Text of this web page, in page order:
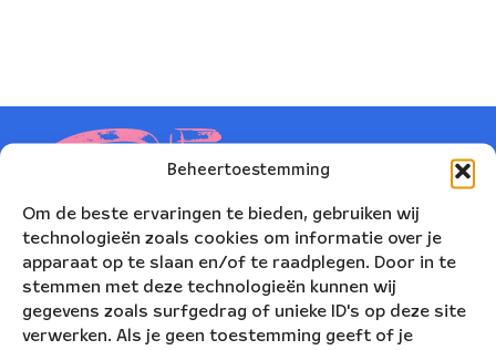
Beheertoestemming
Om de beste ervaringen te bieden, gebruiken wij
technologieën zoals cookies om informatie over je
apparaat op te slaan en/of te raadplegen. Door in te
stemmen met deze technologieën kunnen wij
gegevens zoals surfgedrag of unieke ID's op deze site
verwerken. Als je geen toestemming geeft of je